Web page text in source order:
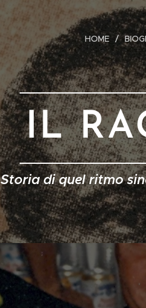
HOME
IL
Storia di quel ritmo